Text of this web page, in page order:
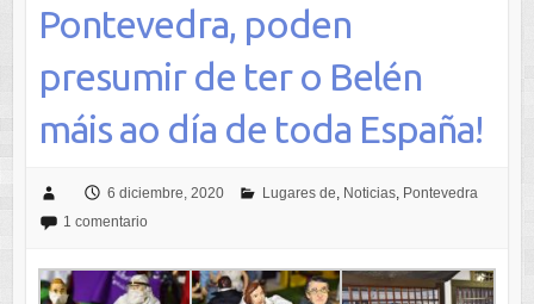
Pontevedra, poden
presumir de ter o Belén
máis ao día de toda España!
6 diciembre, 2020 Lugares de Noticias, Pontevedra
1 comentario